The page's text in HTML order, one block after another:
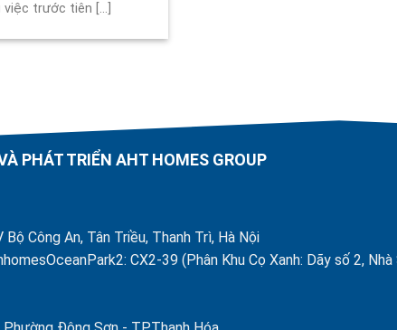
việc trước tiên [...]
PHÁT TRIỂN AHT HOMES GROUP
Công An, Tân Triều, Thanh Trì, Hà Nội
CX2-39 (Phân Khu Cọ Xanh: Dãy số 2,